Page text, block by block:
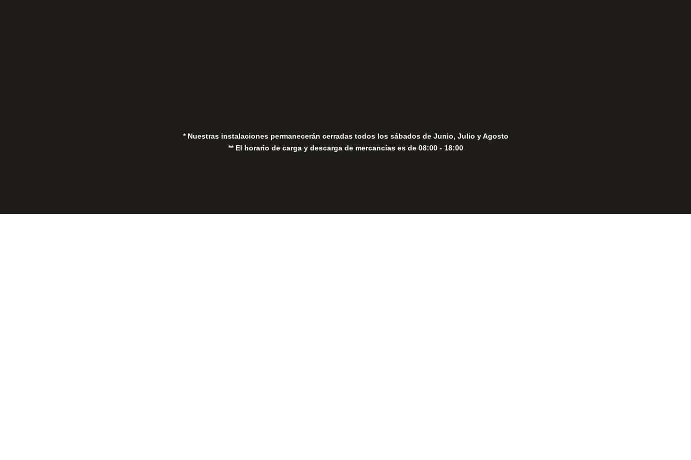
* Nuestras instalaciones permanecerán cerradas todos los sábados de Junio, Julio y Agosto
** El horario de carga y descarga de mercancías es de 08:00 - 18:00